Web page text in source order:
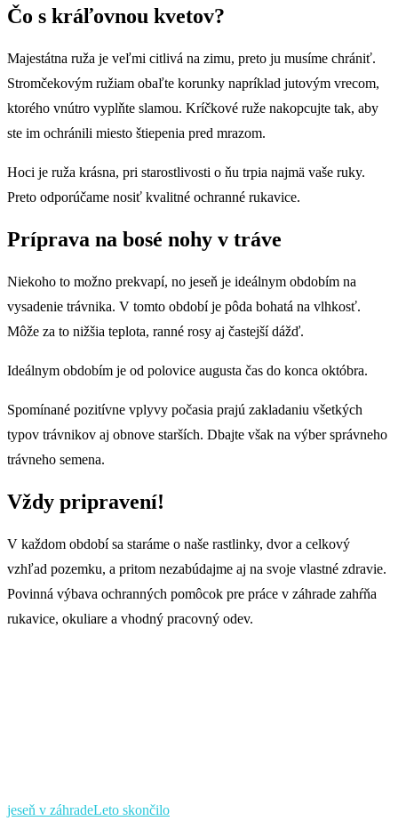
Čo s kráľovnou kvetov?
Majestátna ruža je veľmi citlivá na zimu, preto ju musíme chrániť.
Stromčekovým ružiam obaľte korunky napríklad jutovým vrecom,
ktorého vnútro vyplňte slamou. Kríčkové ruže nakopcujte tak, aby
ste im ochránili miesto štiepenia pred mrazom.
Hoci je ruža krásna, pri starostlivosti o ňu trpia najmä vaše ruky.
Preto odporúčame nosiť kvalitné ochranné rukavice.
Príprava na bosé nohy v tráve
Niekoho to možno prekvapí, no jeseň je ideálnym obdobím na
vysadenie trávnika. V tomto období je pôda bohatá na vlhkosť.
Môže za to nižšia teplota, ranné rosy aj častejší dážď.
Ideálnym obdobím je od polovice augusta čas do konca októbra.
Spomínané pozitívne vplyvy počasia prajú zakladaniu všetkých
typov trávnikov aj obnove starších. Dbajte však na výber správneho
trávneho semena.
Vždy pripravení!
V každom období sa staráme o naše rastlinky, dvor a celkový
vzhľad pozemku, a pritom nezabúdajme aj na svoje vlastné zdravie.
Povinná výbava ochranných pomôcok pre práce v záhrade zahŕňa
rukavice, okuliare a vhodný pracovný odev.
jeseň v záhradeLeto skončilo